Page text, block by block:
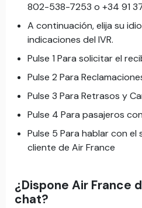
802-538-7253 o +34 91
A continuación, elija su
indicaciones del IVR.
Pulse 1 Para solicitar el
Pulse 2 Para
Pulse 3 Para Retrasos y
Pulse 4 Para pasajeros
Pulse 5 Para hablar con
cliente de Air France
¿Dispone Air France
chat?